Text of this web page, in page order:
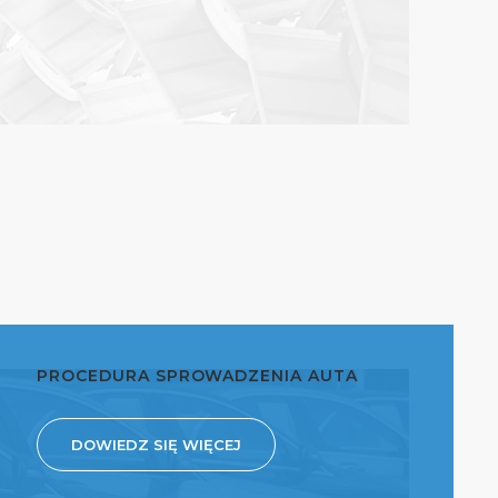
PROCEDURA SPROWADZENIA AUTA
DOWIEDZ SIĘ WIĘCEJ